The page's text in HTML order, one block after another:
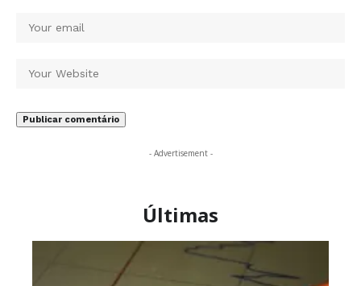
- Advertisement -
Últimas